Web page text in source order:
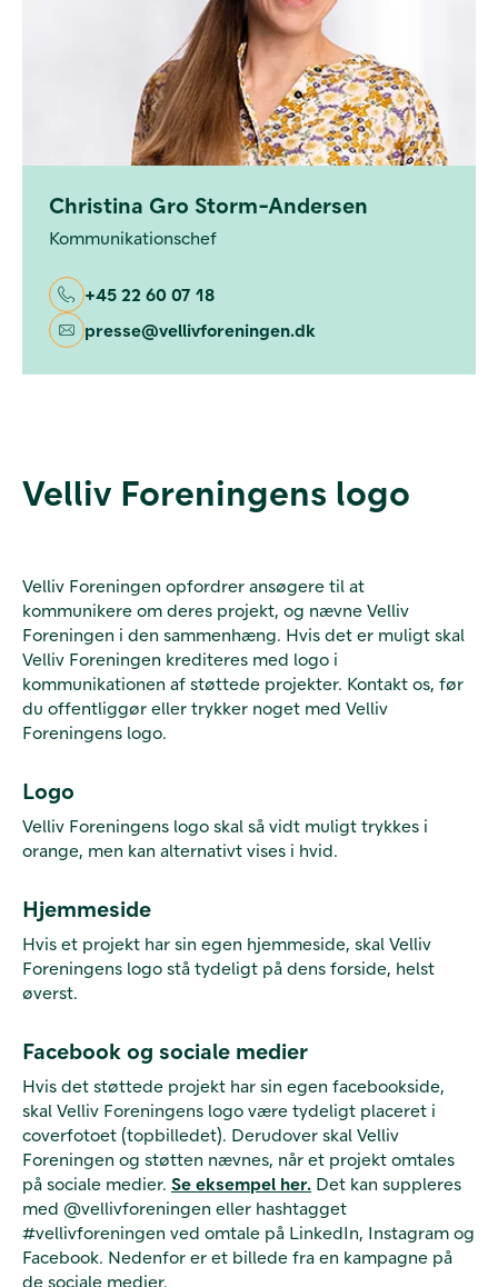
Christina Gro Storm-Andersen
Kommunikationschef
+45 22 60 07 18
presse@vellivforeningen.dk
Velliv Foreningens logo
Velliv Foreningen opfordrer ansøgere til at
kommunikere om deres projekt, og nævne Velliv
Foreningen i den sammenhæng. Hvis det er muligt skal
Velliv Foreningen krediteres med logo i
kommunikationen af støttede projekter. Kontakt os, før
du offentliggør eller trykker noget med Velliv
Foreningens logo.
Logo
Velliv Foreningens logo skal så vidt muligt trykkes i
orange, men kan alternativt vises i hvid.
Hjemmeside
Hvis et projekt har sin egen hjemmeside, skal Velliv
Foreningens logo stå tydeligt på dens forside, helst
øverst.
Facebook og sociale medier
Hvis det støttede projekt har sin egen facebookside,
skal Velliv Foreningens logo være tydeligt placeret i
coverfotoet (topbilledet). Derudover skal Velliv
Foreningen og støtten nævnes, når et projekt omtales
på sociale medier. Se eksempel her. Det kan suppleres
med @vellivforeningen eller hashtagget
#vellivforeningen ved omtale på LinkedIn, Instagram og
Facebook. Nedenfor er et billede fra en kampagne på
de sociale medier.